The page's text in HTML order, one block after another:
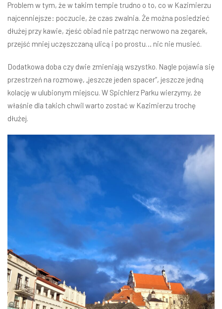
Problem w tym, że w takim tempie trudno o to, co w Kazimierzu
najcenniejsze: poczucie, że czas zwalnia. Że można posiedzieć
dłużej przy kawie, zjeść obiad nie patrząc nerwowo na zegarek,
przejść mniej uczęszczaną ulicą i po prostu… nic nie musieć.
Dodatkowa doba czy dwie zmieniają wszystko. Nagle pojawia się
przestrzeń na rozmowę, „jeszcze jeden spacer”, jeszcze jedną
kolację w ulubionym miejscu. W Spichlerz Parku wierzymy, że
właśnie dla takich chwil warto zostać w Kazimierzu trochę
dłużej.